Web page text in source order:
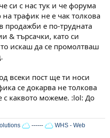
си с нас тук и че форума
трафик не е чак толкова
продажби е по-трудната
& търсачки, като си
искаш да се промолтваш
всеки пост ще ти носи
се докарва не толкова
каквото можеме. :lol: До
------
WHS - Web